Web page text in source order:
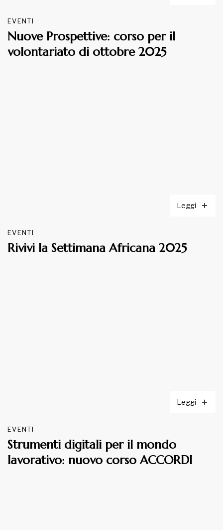
EVENTI
Nuove Prospettive: corso per il
volontariato di ottobre 2025
Leggi
EVENTI
Rivivi la Settimana Africana 2025
Leggi
EVENTI
Strumenti digitali per il mondo
lavorativo: nuovo corso ACCORDI